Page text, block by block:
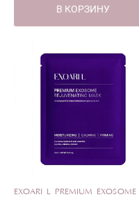
В КОРЗИНУ
EXOARI L PREMIUM EXOSOME